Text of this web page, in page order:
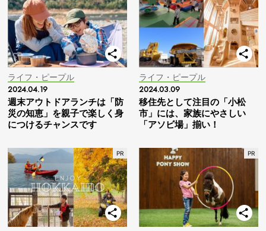
ライフ・ピープル
2024.04.19
週末アウトドアランチは「防
災の知恵」を親子で楽しく身
につけるチャンスです
ライフ・ピープル
2024.03.09
移住先として注目の「小松
市」には、家族にやさしい
「アソビ場」揃い！